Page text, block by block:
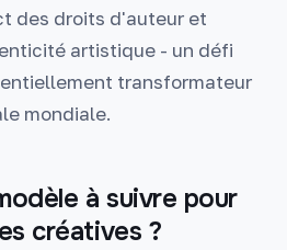
des droits d'auteur et
artistique - un défi
transformateur
mondiale.
à suivre pour
créatives ?